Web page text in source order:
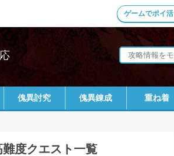
ゲームでポイ活
傀異討究 傀異錬成 重ね着
難度クエスト一覧